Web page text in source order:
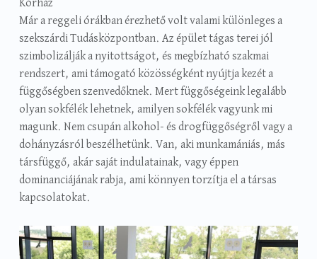
Kórház
Már a reggeli órákban érezhető volt valami különleges a
szekszárdi Tudásközpontban. Az épület tágas terei jól
szimbolizálják a nyitottságot, és megbízható szakmai
rendszert, ami támogató közösségként nyújtja kezét a
függőségben szenvedőknek. Mert függőségeink legalább
olyan sokfélék lehetnek, amilyen sokfélék vagyunk mi
magunk. Nem csupán alkohol- és drogfüggőségről vagy a
dohányzásról beszélhetünk. Van, aki munkamániás, más
társfüggő, akár saját indulatainak, vagy éppen
dominanciájának rabja, ami könnyen torzítja el a társas
kapcsolatokat.